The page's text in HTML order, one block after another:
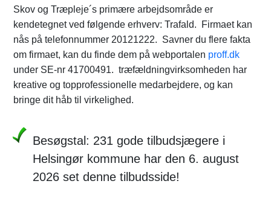
Skov og Træpleje´s primære arbejdsområde er
kendetegnet ved følgende erhverv: Trafald. Firmaet kan
nås på telefonnummer 20121222. Savner du flere fakta
om firmaet, kan du finde dem på webportalen proff.dk
under SE-nr 41700491. træfældningvirksomheden har
kreative og topprofessionelle medarbejdere, og kan
bringe dit håb til virkelighed.
Besøgstal: 231 gode tilbudsjægere i
Helsingør kommune har den 6. august
2026 set denne tilbudsside!